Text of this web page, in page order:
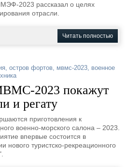
2023 рассказал о целях
отрасли.
Читать полностью
, остров фортов, мвмс-2023, военное
2023 покажут
и регату
приготовления к
военно-морского салона – 2023.
впервые состоится в
нового туристско-рекреационного